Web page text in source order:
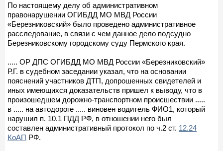
По настоящему делу об административном
правонарушении ОГИБДД МО МВД России
«Березниковский» было проведено административное
расследование, в связи с чем данное дело подсудно
Березниковскому городскому суду Пермского края.
..... ОР ДПС ОГИБДД МО МВД России «Березниковский»
Р.Г. в судебном заседании указал, что на основании
пояснений участников ДТП, допрошенных свидетелей и
иных имеющихся доказательств пришел к выводу, что в
произошедшем дорожно-транспортном происшествии .....
в ..... на автодороге ..... виновен водитель ФИО1, который
нарушил п. 10.1 ПДД РФ, в отношении него был
составлен административный протокол по ч.2 ст. 12.24
КоАП РФ.